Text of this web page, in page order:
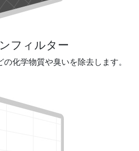
フィルター
化学物質や臭いを除去します。